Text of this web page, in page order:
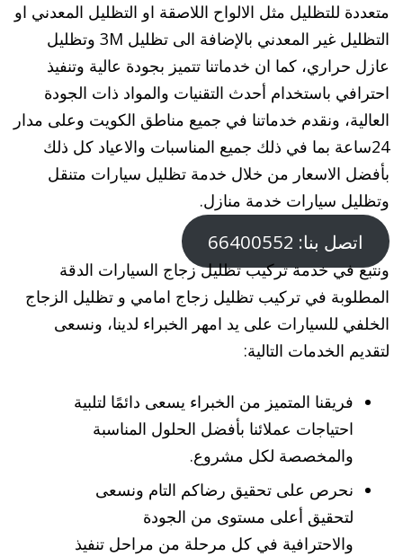
متعددة للتظليل مثل الالواح اللاصقة او التظليل المعدني او
التظليل غير المعدني بالإضافة الى تظليل 3M وتظليل
عازل حراري، كما ان خدماتنا تتميز بجودة عالية وتنفيذ
احترافي باستخدام أحدث التقنيات والمواد ذات الجودة
العالية، ونقدم خدماتنا في جميع مناطق الكويت وعلى مدار
24ساعة بما في ذلك جميع المناسبات والاعياد كل ذلك
بأفضل الاسعار من خلال خدمة تظليل سيارات متنقل
وتظليل سيارات خدمة منازل.
اتصل بنا: 66400552
ونتبع في خدمة تركيب تظليل زجاج السيارات الدقة
المطلوبة في تركيب تظليل زجاج امامي و تظليل الزجاج
الخلفي للسيارات على يد امهر الخبراء لدينا، ونسعى
لتقديم الخدمات التالية:
فريقنا المتميز من الخبراء يسعى دائمًا لتلبية
احتياجات عملائنا بأفضل الحلول المناسبة
والمخصصة لكل مشروع.
نحرص على تحقيق رضاكم التام ونسعى
لتحقيق أعلى مستوى من الجودة
والاحترافية في كل مرحلة من مراحل تنفيذ